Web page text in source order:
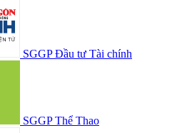
SGGP Đầu tư Tài chính
SGGP Thể Thao